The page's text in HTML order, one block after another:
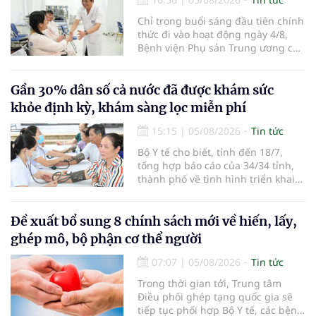
Chỉ trong buổi sáng đầu tiên chính
thức đi vào hoạt động ngày 4/8,
Bệnh viện Phụ sản Trung ương cơ
em bé đầu tiên chào đời.
Gần 30% dân số cả nước đã được khám sức
khỏe định kỳ, khám sàng lọc miễn phí
15:15 | 05/08/2026
Tin tức
Bộ Y tế cho biết, tính đến 18/7,
tổng hợp báo cáo của 34/34 tỉnh,
thành phố về tình hình triển khai
nhận 32.286.360 người, chiếm gần
30% dân số cả nước đã được khám
sức khỏe định kỳ năm nay.
Đề xuất bổ sung 8 chính sách mới về hiến, lấy,
ghép mô, bộ phận cơ thể người
07:07 | 05/08/2026
Tin tức
Trong thời gian tới, Trung tâm
Điều phối ghép tạng quốc gia sẽ
tiếp tục phối hợp Bộ Y tế, các bệnh